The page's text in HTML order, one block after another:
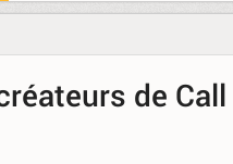
de